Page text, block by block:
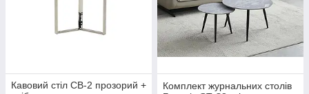
Кавовий стіл CB-2 прозорий +
Комплект журнальних столів